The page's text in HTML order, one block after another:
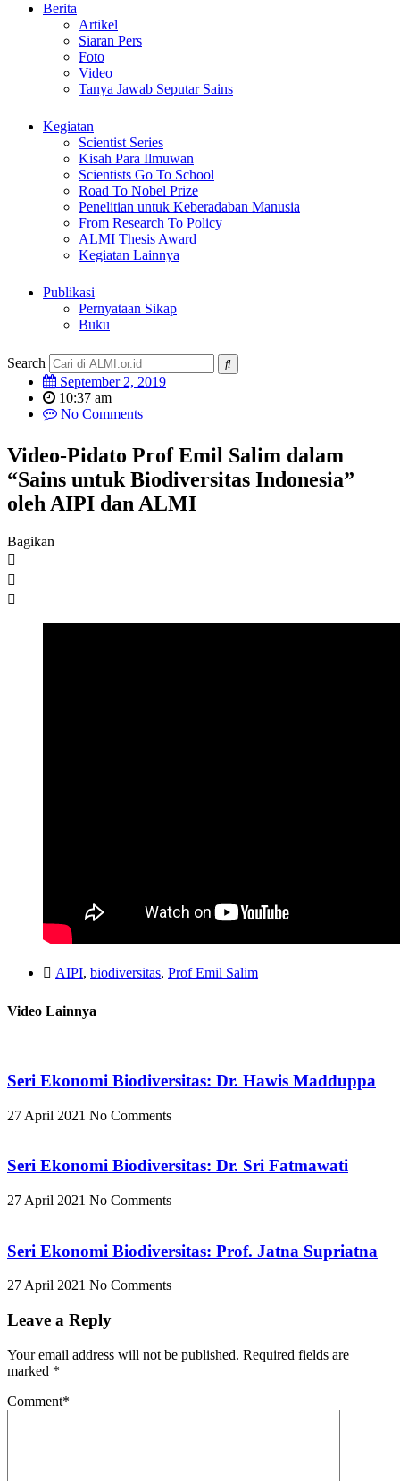
Berita
Artikel
Siaran Pers
Foto
Video
Tanya Jawab Seputar Sains
Kegiatan
Scientist Series
Kisah Para Ilmuwan
Scientists Go To School
Road To Nobel Prize
Penelitian untuk Keberadaban Manusia
From Research To Policy
ALMI Thesis Award
Kegiatan Lainnya
Publikasi
Pernyataan Sikap
Buku
Search
September 2, 2019
10:37 am
No Comments
Video-Pidato Prof Emil Salim dalam
“Sains untuk Biodiversitas Indonesia”
oleh AIPI dan ALMI
Bagikan
AIPI, biodiversitas, Prof Emil Salim
Video Lainnya
Seri Ekonomi Biodiversitas: Dr. Hawis Madduppa
27 April 2021 No Comments
Seri Ekonomi Biodiversitas: Dr. Sri Fatmawati
27 April 2021 No Comments
Seri Ekonomi Biodiversitas: Prof. Jatna Supriatna
27 April 2021 No Comments
Leave a Reply
Your email address will not be published. Required fields are
marked *
Comment*